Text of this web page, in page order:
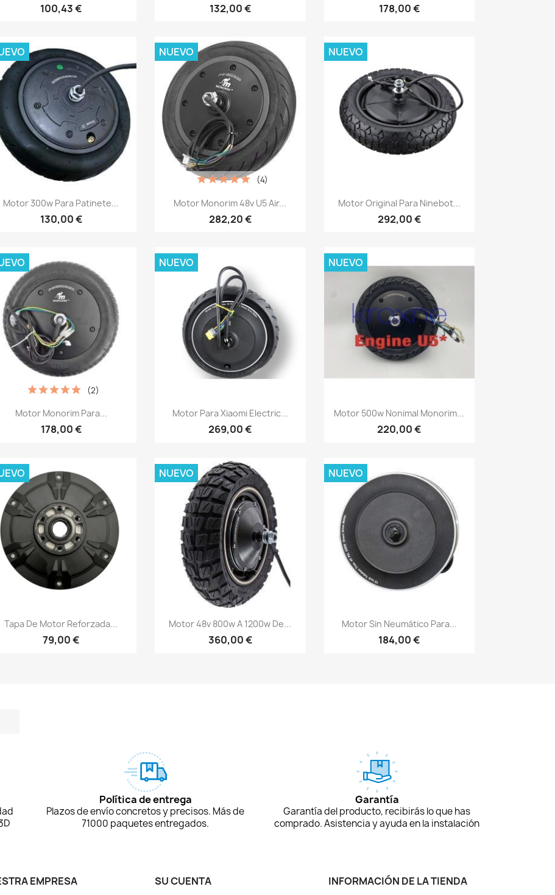
100,43 € 132,00 € 178,00 €
Vista rápida
Motor 300w Para Patinete...
130,00 €
Vista rápida
Motor Monorim 48v U5 Air...
282,20 €
(4)
NUEVO
Vista rápida
Motor Original Para Ninebot...
292,00 €
NUEVO
Vista rápida
Motor Monorim Para...
178,00 €
(2)
Vista rápida
Motor Para Xiaomi Electric...
269,00 €
NUEVO
Vista rápida
Motor 500w Nonimal Monorim...
220,00 €
NUEVO
 Vista rápida
Tapa De Motor Reforzada...
79,00 €
Vista rápida
Motor 48v 800w A 1200w De...
360,00 €
NUEVO
Vista rápida
Motor Sin Neumático Para...
184,00 €
NUEVO
Política de entrega
Plazos de envío concretos y precisos. Más de
71000 paquetes entregados.
Garantía
Garantía del producto, recibirás lo que has
comprado. Asistencia y ayuda en la instalación
EMPRESA SU CUENTA INFORMACIÓN DE LA TIENDA